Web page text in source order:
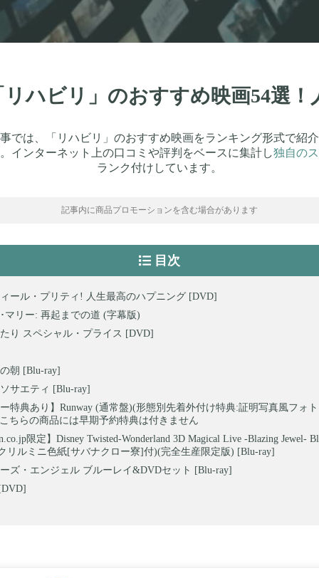
リハビリ」のおすすめ映画54選
では、「リハビリ」のおすすめ映画をランキング形式で紹
インターネット上の口コミや評判をベースに集計し独自の
ランク付けしています。
記事内に商品プロモーションを含む場合があります
目次
ール・プリティ! 人生最高のハプニング [DVD]
マリー: 再起までの道 (字幕版)
り スペシャル・プライス [DVD]
朝 [Blu-ray]
サエティ [Blu-ray]
特典あり】Runway (通常盤)(形態別先着外付け特典:証明写真風フォ
ちらの商品には早期予約特典は付きません
限定】Disney Twisted-Wonderland 3D Magical Live -Blazing Jewel-
リルミニ色紙[サバナクロー寮]付)(完全生産限定版) [Blu-ray]
ズ・エンジェル ブルーレイ&DVDセット [Blu-ray]